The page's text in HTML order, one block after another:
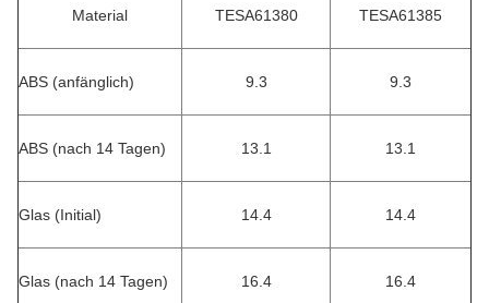
Material TESA61380 TESA61385
ABS (anfänglich) 9.3 9.3
ABS (nach 14 Tagen) 13.1 13.1
Glas (Initial) 14.4 14.4
Glas (nach 14 Tagen) 16.4 16.4